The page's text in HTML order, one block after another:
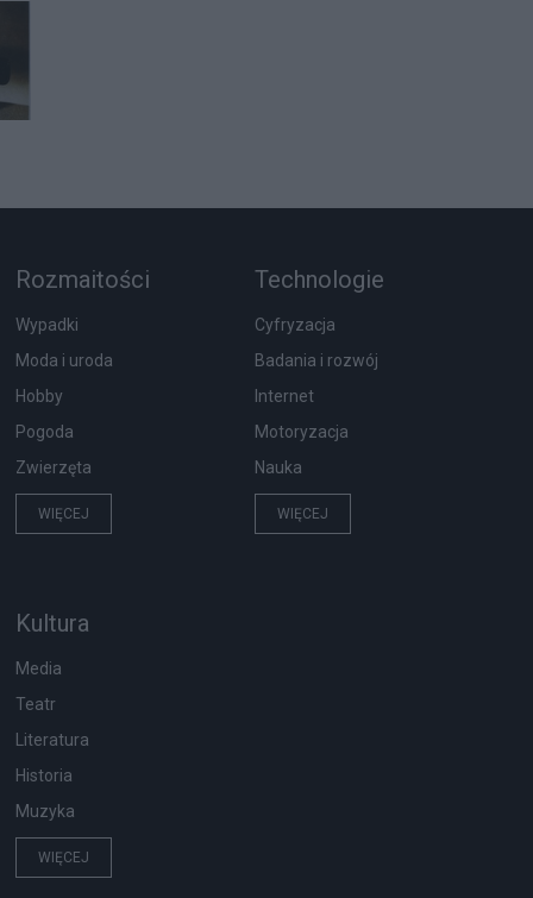
Rozmaitości
Wypadki
Moda i uroda
Hobby
Pogoda
Zwierzęta
WIĘCEJ
Technologie
Cyfryzacja
Badania i rozwój
Internet
Motoryzacja
Nauka
WIĘCEJ
Kultura
Media
Teatr
Literatura
Historia
Muzyka
WIĘCEJ